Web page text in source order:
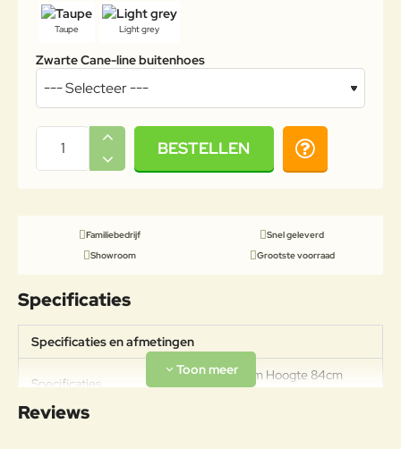
Taupe Light grey
Zwarte Cane-line buitenhoes
BESTELLEN
Familiebedrijf
Snel geleverd
Showroom
Grootste voorraad
Specificaties
Specificaties en afmetingen
Specificaties
Breedte 270cm Hoogte 84cm
Diepte 170cm Zithoogte 37cm
Reviews